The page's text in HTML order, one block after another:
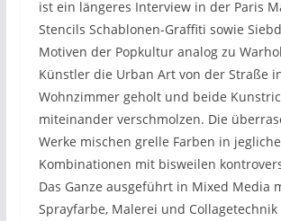
ist ein längeres Interview in der Paris
Stencils Schablonen-Graffiti sowie
Motiven der Popkultur analog zu
Künstler die Urban Art von der Straße
Wohnzimmer geholt und beide
miteinander verschmolzen. Die
Werke mischen grelle Farben in
Kombinationen mit bisweilen
Das Ganze ausgeführt in Mixed Media
Sprayfarbe, Malerei und